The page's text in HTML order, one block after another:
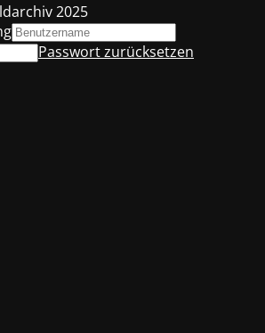
2025
Passwort zurücksetzen